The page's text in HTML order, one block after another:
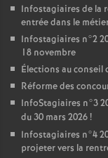
Infostagiaires de la
entrée dans le
Infostagiaires n°2
18 novembre
Élections au conseil
Réforme des
InfoStagiaires n°3
du 30 mars 2026!
Infostagiaires n°4
projeter vers la